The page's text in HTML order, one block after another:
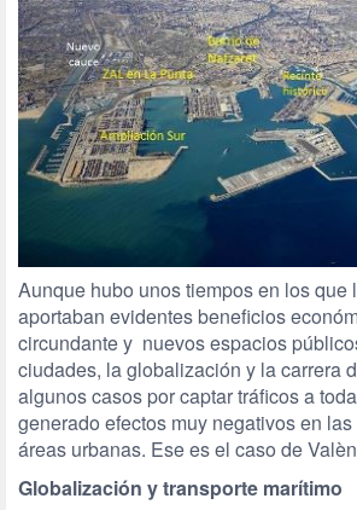
Aunque hubo unos tiempos en los que
aportaban evidentes beneficios
circundante y nuevos espacios
ciudades, la globalización y la carrera
algunos casos por captar tráficos a
generado efectos muy negativos en
áreas urbanas. Ese es el caso de
Globalización y transporte marítimo